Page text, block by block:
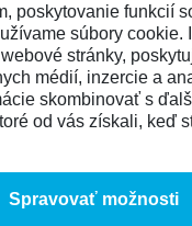
poskytovanie funkcií
súbory cookie.
stránky,
médií, inzercie a
skombinovať s
od vás získali, keď
Spravovať možnosti